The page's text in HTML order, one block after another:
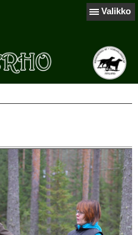
Valikko